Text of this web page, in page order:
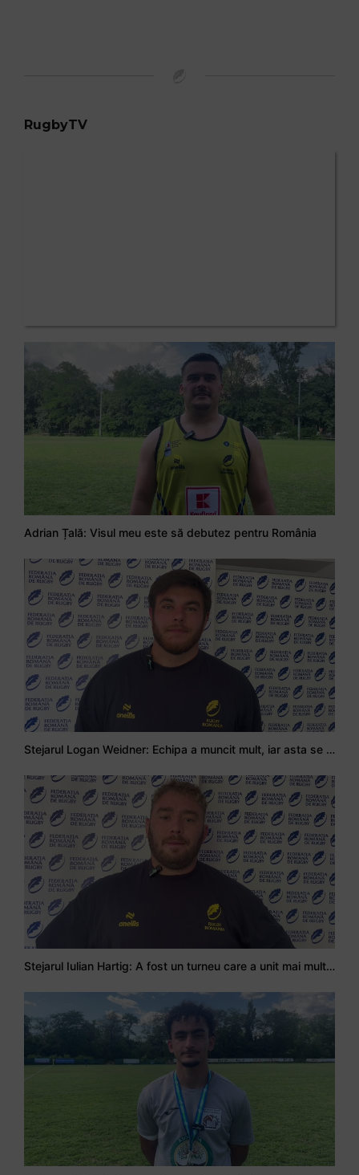
RugbyTV
Adrian Țală: Visul meu este să debutez pentru România
Stejarul Logan Weidner: Echipa a muncit mult, iar asta se va vedea în meciurile de la Nations Cup
Stejarul Iulian Hartig: A fost un turneu care a unit mai mult echipa